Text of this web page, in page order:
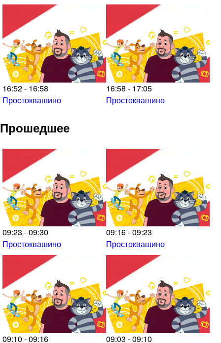
16:52 - 16:58
Простоквашино
16:58 - 17:05
Простоквашино
Прошедшее
09:23 - 09:30
Простоквашино
09:16 - 09:23
Простоквашино
09:10 - 09:16
09:03 - 09:10